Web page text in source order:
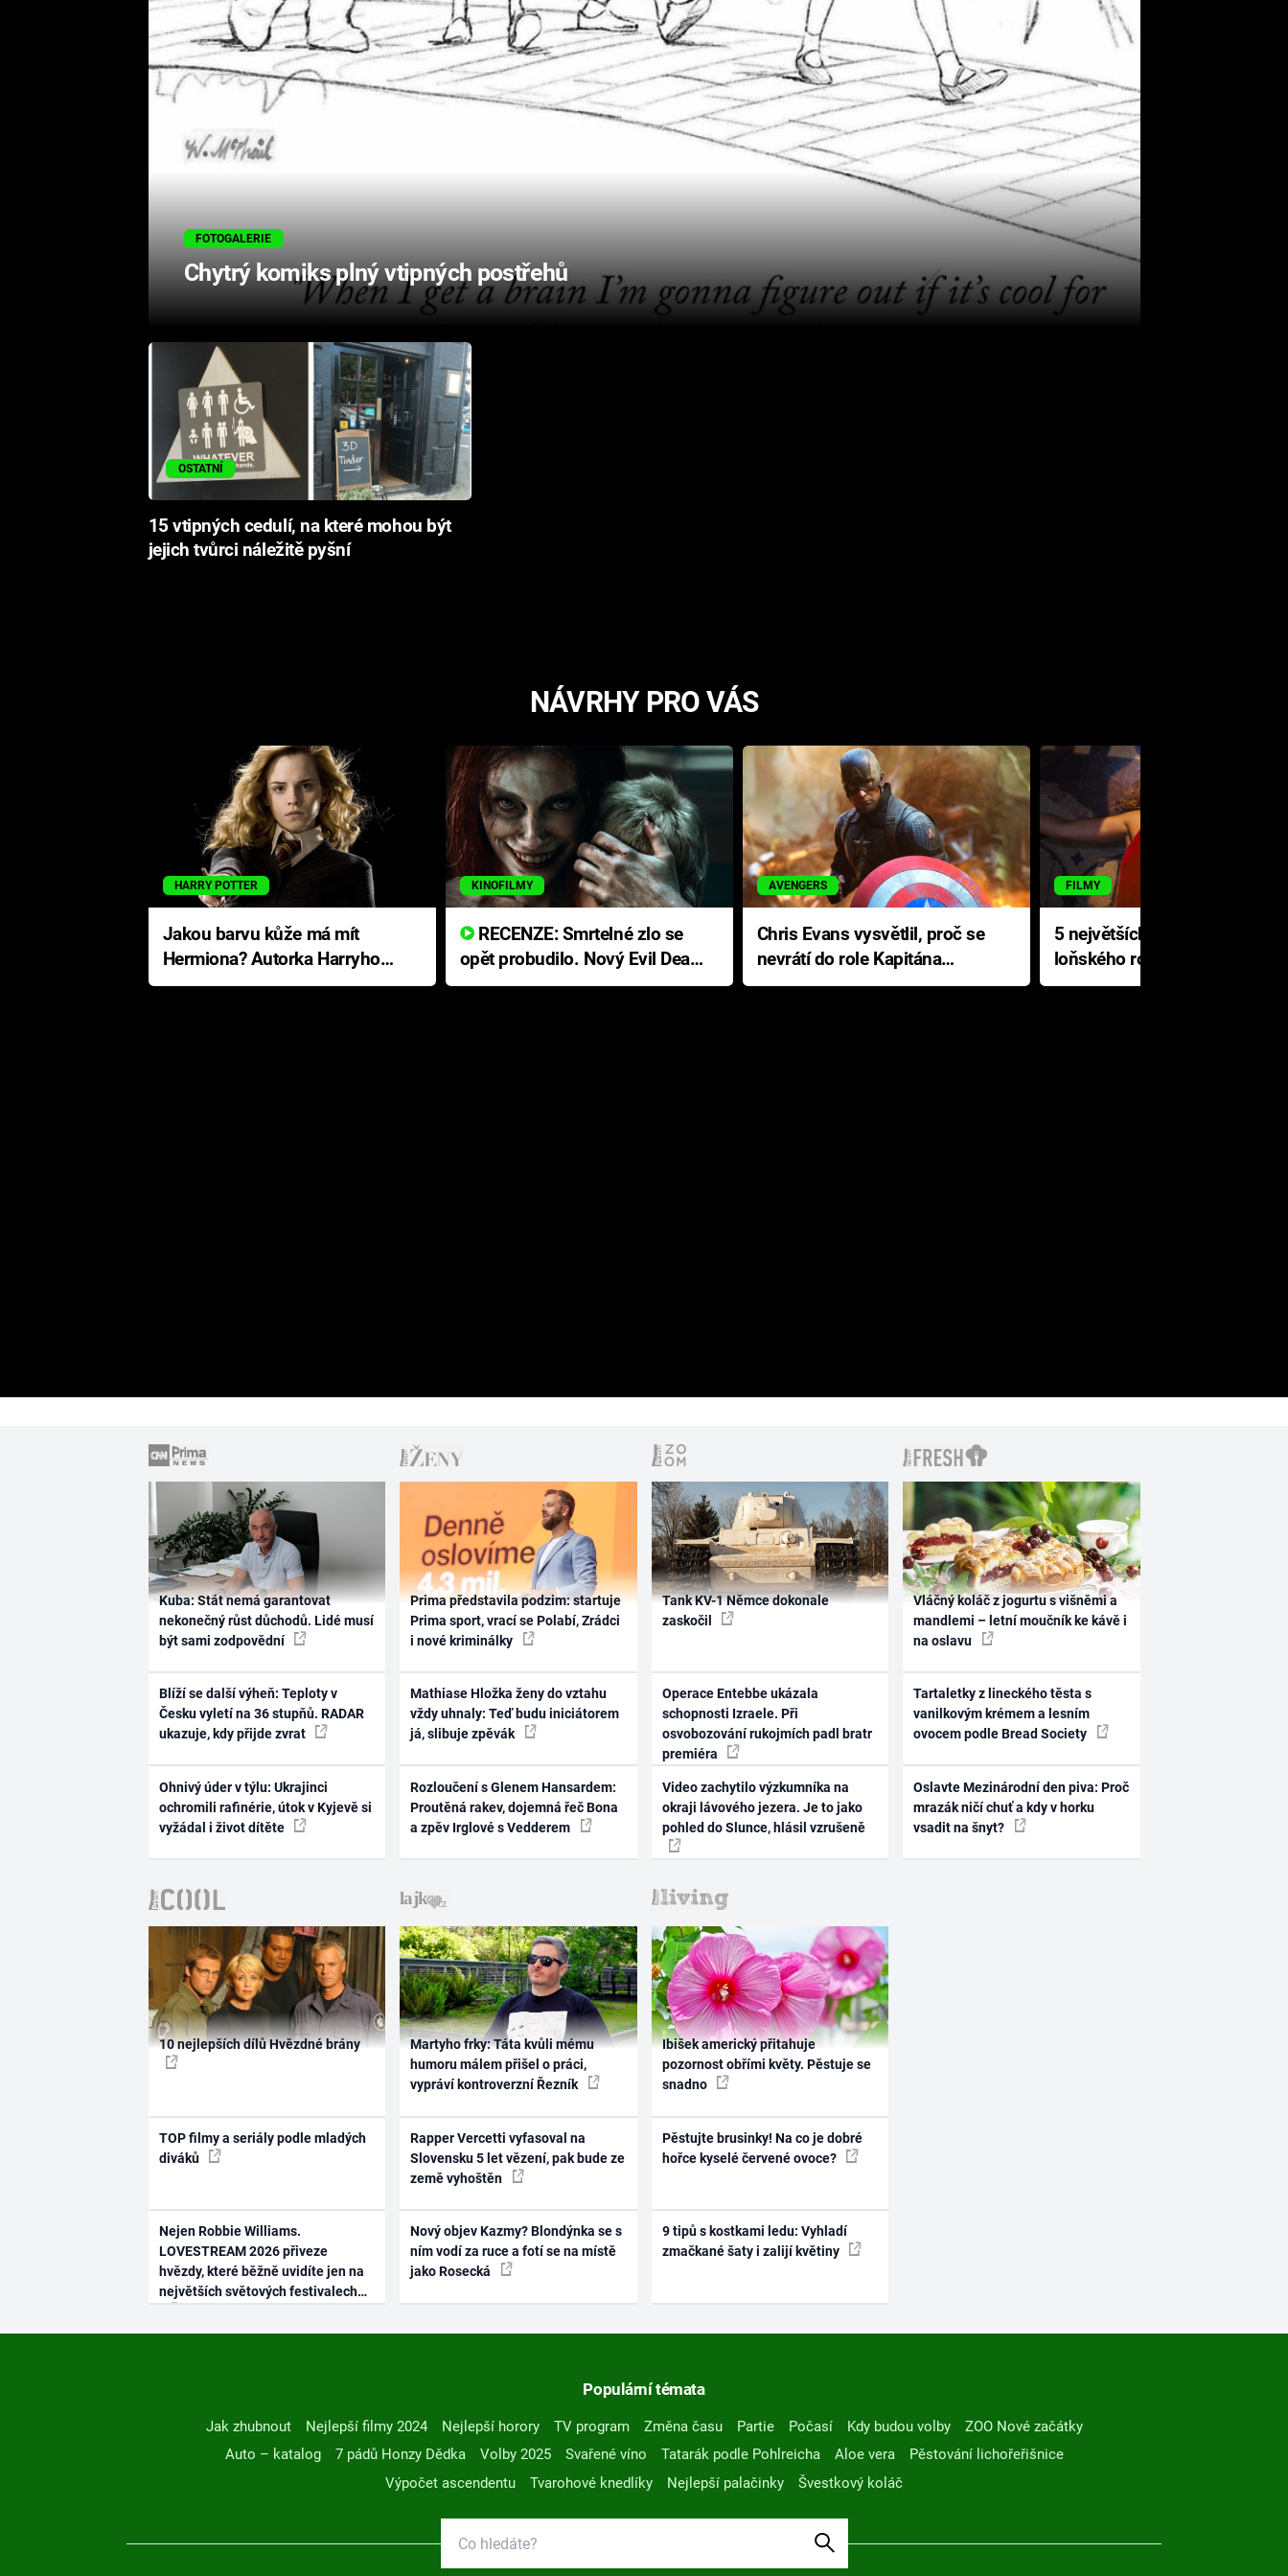
FOTOGALERIE
Chytrý komiks plný vtipných postřehů
OSTATNÍ
15 vtipných cedulí, na které mohou být
jejich tvůrci náležitě pyšní
NÁVRHY PRO VÁS
HARRY POTTER
Jakou barvu kůže má mít
Hermiona? Autorka Harryho
Pottera přišla s ráznou
KINOFILMY
RECENZE: Smrtelné zlo se
opět probudilo. Nový Evil Dead
přichází s neodolatelnou
AVENGERS
Chris Evans vysvětlil, proč se
nevrátí do role Kapitána
Ameriky
FILMY
5 největších propadáků
loňského roku: Disney na
jediné katastrofě prodělal 200
Kuba: Stát nemá garantovat
nekonečný růst důchodů. Lidé musí
být sami zodpovědní
Blíží se další výheň: Teploty v
Česku vyletí na 36 stupňů. RADAR
ukazuje, kdy přijde zvrat
Ohnivý úder v týlu: Ukrajinci
ochromili rafinérie, útok v Kyjevě si
vyžádal i život dítěte
Prima představila podzim: startuje
Prima sport, vrací se Polabí, Zrádci
i nové kriminálky
Mathiase Hložka ženy do vztahu
vždy uhnaly: Teď budu iniciátorem
já, slibuje zpěvák
Rozloučení s Glenem Hansardem:
Proutěná rakev, dojemná řeč Bona
a zpěv Irglové s Vedderem
Tank KV-1 Němce dokonale
zaskočil
Operace Entebbe ukázala
schopnosti Izraele. Při
osvobozování rukojmích padl bratr
premiéra
Video zachytilo výzkumníka na
okraji lávového jezera. Je to jako
pohled do Slunce, hlásil vzrušeně
Vláčný koláč z jogurtu s višněmi a
mandlemi – letní moučník ke kávě i
na oslavu
Tartaletky z lineckého těsta s
vanilkovým krémem a lesním
ovocem podle Bread Society
Oslavte Mezinárodní den piva: Proč
mrazák ničí chuť a kdy v horku
vsadit na šnyt?
10 nejlepších dílů Hvězdné brány
TOP filmy a seriály podle mladých
diváků
Nejen Robbie Williams.
LOVESTREAM 2026 přiveze
hvězdy, které běžně uvidíte jen na
největších světových festivalech
Martyho frky: Táta kvůli mému
humoru málem přišel o práci,
vypráví kontroverzní Řezník
Rapper Vercetti vyfasoval na
Slovensku 5 let vězení, pak bude ze
země vyhoštěn
Nový objev Kazmy? Blondýnka se s
ním vodí za ruce a fotí se na místě
jako Rosecká
Ibišek americký přitahuje
pozornost obřími květy. Pěstuje se
snadno
Pěstujte brusinky! Na co je dobré
hořce kyselé červené ovoce?
9 tipů s kostkami ledu: Vyhladí
zmačkané šaty i zalijí květiny
Populární témata
Jak zhubnout Nejlepší filmy 2024 Nejlepší horory TV program Změna času Partie Počasí Kdy budou volby
ZOO Nové začátky
Auto – katalog
7 pádů Honzy Dědka Volby 2025 Svařené víno Tatarák podle Pohlreicha Aloe vera
Pěstování lichořeřišnice
Výpočet ascendentu
Tvarohové knedlíky Nejlepší palačinky Švestkový koláč